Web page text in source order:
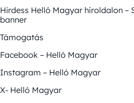
Hirdess Helló Magyar híroldalon –
banner
Támogatás
Facebook – Helló Magyar
Instagram – Helló Magyar
X- Helló Magyar